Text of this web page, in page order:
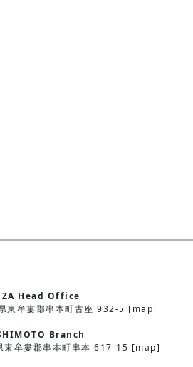
Head Office
東牟婁郡串本町古座 932-5 [map]
Branch
牟婁郡串本町串本 617-15 [map]